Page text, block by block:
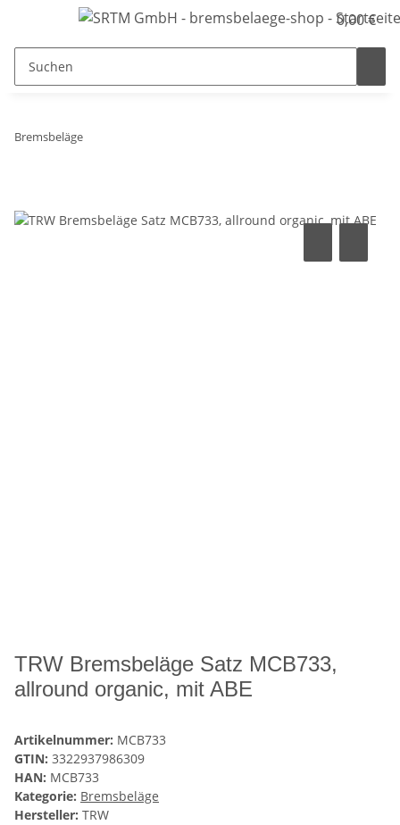
0,00 €
Bremsbeläge
TRW Bremsbeläge Satz MCB733,
allround organic, mit ABE
Artikelnummer: MCB733
GTIN: 3322937986309
HAN: MCB733
Kategorie: Bremsbeläge
Hersteller: TRW